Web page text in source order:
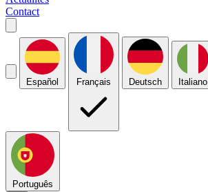
Contact
Español Français Deutsch Italiano
Português